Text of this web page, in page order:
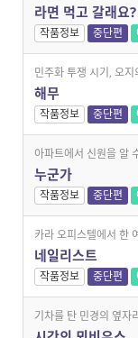
라면 먹고 갈래요?
작품정보 중단편
민주화 투쟁 시기, 오
해무
작품정보 중단편
아파트에서 신원을 알
누군가
작품정보 중단편
카라 오피스텔에서 한
네일리스트
작품정보 중단편
기차를 탄 민경의 옆자